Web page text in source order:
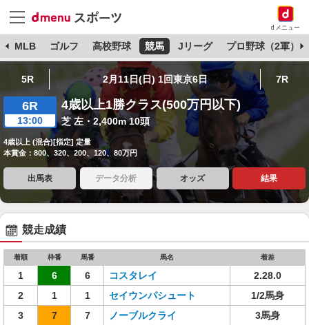
dメニュー
MLB ゴルフ 高校野球 競馬 Jリーグ プロ野球（2軍）
5R 2月11日(日) 1回東京6日 7R
6R
13:00
4歳以上1勝クラス(500万円以下)
芝 左・2,400m 10頭
4歳以上 (混合)[指定] 定量
本賞金：800、320、200、120、80万円
出馬表 データ分析 オッズ 結果
競走成績
着順 枠番 馬番 馬名 着差
1 6 6 コスタレイ
2.28.0
2
1 1 セイウンパシュート
1/2馬身
3
7 7 ノーブルクライ
3馬身